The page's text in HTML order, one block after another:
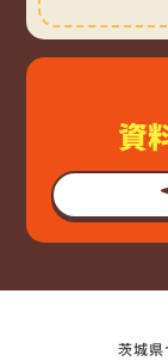
資
茨城